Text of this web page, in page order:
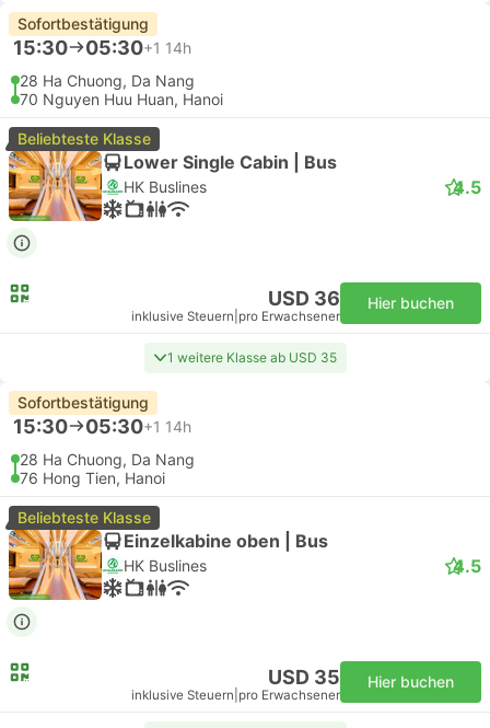
Sofortbestätigung
15:30 05:30+1 14h
28 Ha Chuong, Da Nang
70 Nguyen Huu Huan, Hanoi
Beliebteste Klasse
Lower Single Cabin | Bus
HK Buslines 4.5
USD 36
inklusive Steuern pro Erwachsener
Hier buchen
1 weitere Klasse ab USD 35
Sofortbestätigung
15:30 05:30+1 14h
28 Ha Chuong, Da Nang
76 Hong Tien, Hanoi
Beliebteste Klasse
Einzelkabine oben | Bus
HK Buslines 4.5
USD 35
inklusive Steuern pro Erwachsener
Hier buchen